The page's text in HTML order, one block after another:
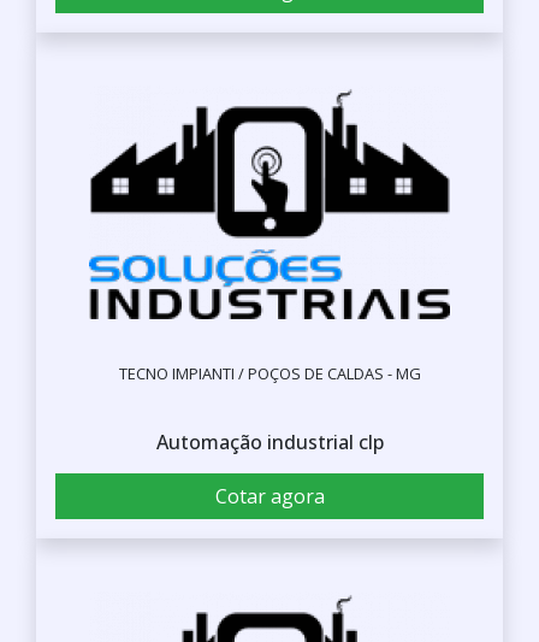
TECNO IMPIANTI / POÇOS DE CALDAS - MG
Automação industrial clp
Cotar agora